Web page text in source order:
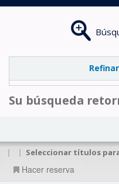
Su búsqueda
| | Seleccionar títulos
Hacer reserva